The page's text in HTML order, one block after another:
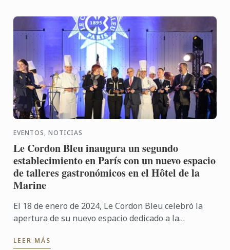
EVENTOS, NOTICIAS
Le Cordon Bleu inaugura un segundo
establecimiento en París con un nuevo espacio
de talleres gastronómicos en el Hôtel de la
Marine
El 18 de enero de 2024, Le Cordon Bleu celebró la
apertura de su nuevo espacio dedicado a la
de la Concorde, ...
LEER MÁS